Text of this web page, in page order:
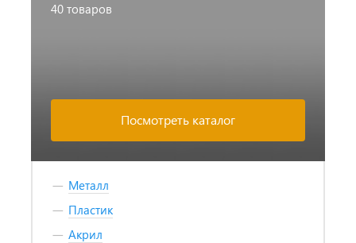
40 товаров
Посмотреть каталог
Металл
Пластик
Акрил